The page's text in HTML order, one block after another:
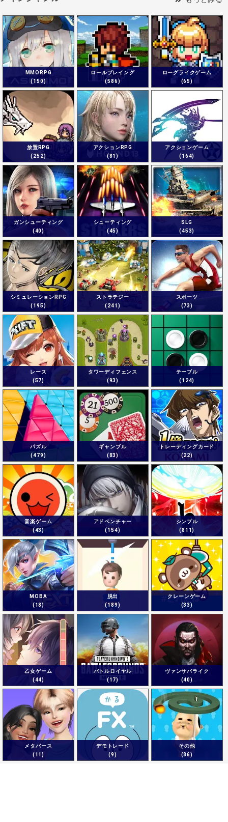
MMORPG
(150)
ロールプレイング
(586)
ローグライクゲーム
(65)
放置RPG
(252)
アクションRPG
(81)
アクションゲーム
(164)
ガンシューティング
(40)
シューティング
(45)
SLG
(453)
シミュレーションRPG
(195)
ストラテジー
(241)
スポーツ
(73)
レース
(57)
タワーディフェンス
(93)
テーブル
(124)
パズル
(479)
ギャンブル
(83)
トレーディングカード
(22)
音楽ゲーム
(43)
アドベンチャー
(154)
シンプル
(811)
MOBA
(18)
脱出
(189)
クレーンゲーム
(33)
乙女ゲーム
(44)
バトルロイヤル
(17)
ヴァンサバライク
(40)
メタバース
(11)
デモトレード
(9)
その他
(86)